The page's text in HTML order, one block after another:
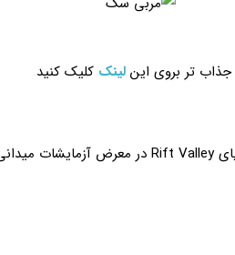
تر بروی این لینک کلیک کنید